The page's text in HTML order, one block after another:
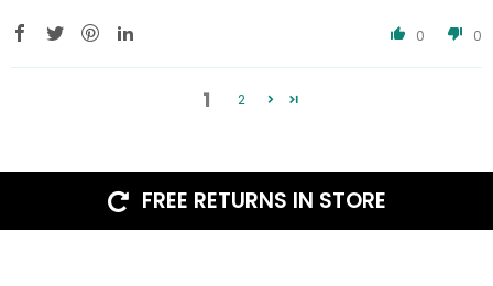
0 0
1 2
FREE RETURNS IN STORE